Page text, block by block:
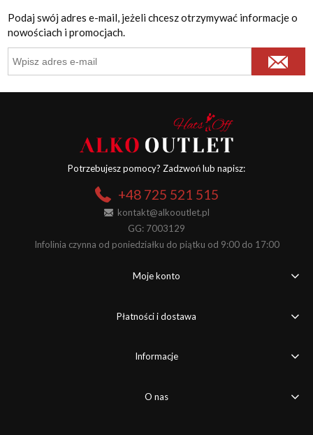
Podaj swój adres e-mail, jeżeli chcesz otrzymywać informacje o
nowościach i promocjach.
Potrzebujesz pomocy? Zadzwoń lub napisz:
+48 725 521 515
kontakt@alkooutlet.pl
GG: 7003129
Infolinia czynna od poniedziałku do piątku od 9:00 do 17:00
Moje konto
Płatności i dostawa
Informacje
O nas